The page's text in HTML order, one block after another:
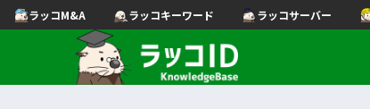
ラッコM&A ラッコキーワード ラッコサーバー